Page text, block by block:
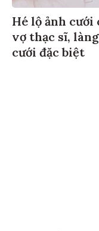
Hé lộ ảnh cưới
vợ thạc sĩ,
cưới đặc biệt